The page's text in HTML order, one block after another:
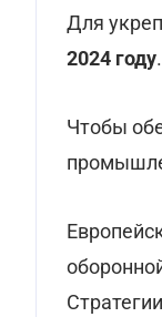
Для
2024 году.
Чтобы